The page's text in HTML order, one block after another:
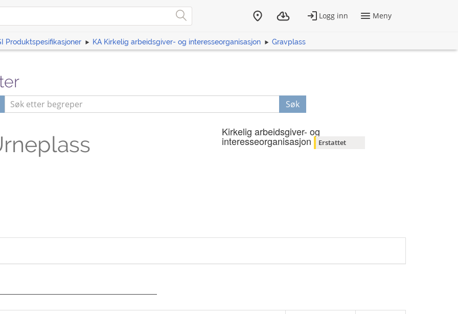
Produktspesifikasjoner KA Kirkelig arbeidsgiver- og interesseorganisasjon Gravplass
Søk
Kirkelig arbeidsgiver- og
interesseorganisasjon Erstattet